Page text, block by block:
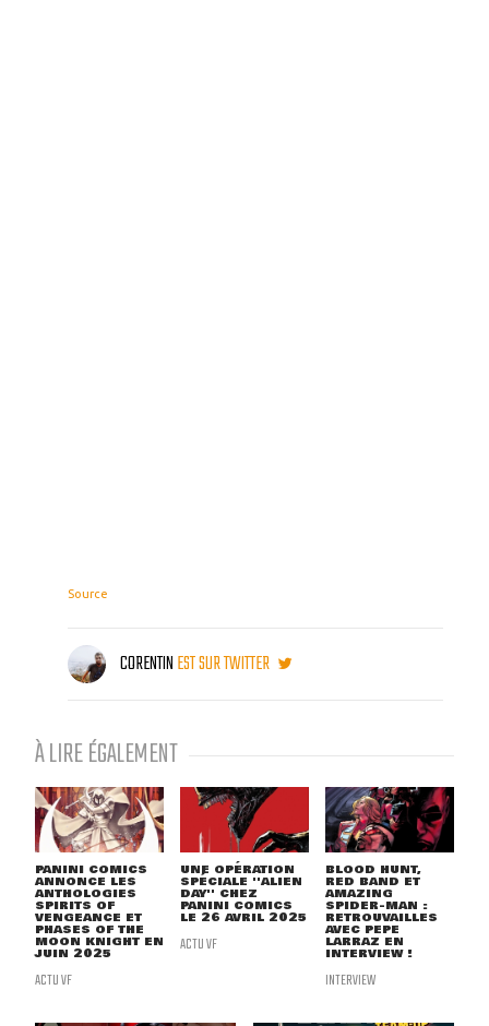
Source
CORENTINEST SUR TWITTER
À LIRE ÉGALEMENT
PANINI COMICS
ANNONCE LES
ANTHOLOGIES
SPIRITS OF
VENGEANCE ET
PHASES OF THE
MOON KNIGHT EN
JUIN 2025
ACTU VF
UNE OPÉRATION
SPÉCIALE ''ALIEN
DAY'' CHEZ
PANINI COMICS
LE 26 AVRIL 2025
ACTU VF
BLOOD HUNT,
RED BAND ET
AMAZING
SPIDER-MAN :
RETROUVAILLES
AVEC PEPE
LARRAZ EN
INTERVIEW !
INTERVIEW